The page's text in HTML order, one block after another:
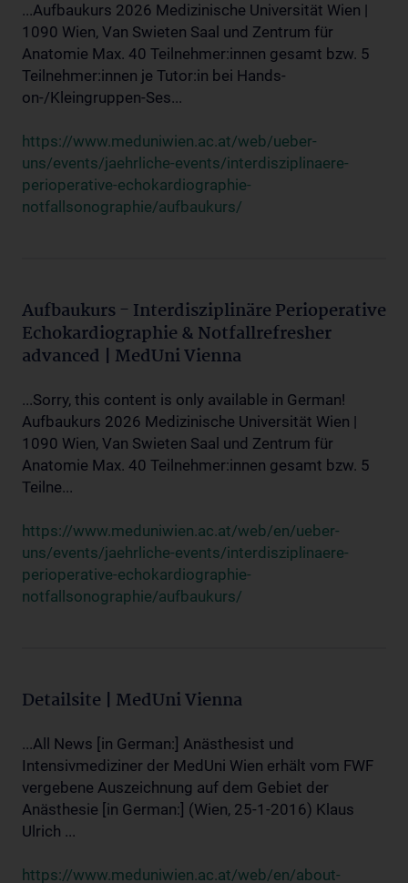
...Aufbaukurs 2026 Medizinische Universität Wien |
1090 Wien, Van Swieten Saal und Zentrum für
Anatomie Max. 40 Teilnehmer:innen gesamt bzw. 5
Teilnehmer:innen je Tutor:in bei Hands-
on-/Kleingruppen-Ses...
https://www.meduniwien.ac.at/web/ueber-
uns/events/jaehrliche-events/interdisziplinaere-
perioperative-echokardiographie-
notfallsonographie/aufbaukurs/
Aufbaukurs - Interdisziplinäre Perioperative
Echokardiographie & Notfallrefresher
advanced | MedUni Vienna
...Sorry, this content is only available in German!
Aufbaukurs 2026 Medizinische Universität Wien |
1090 Wien, Van Swieten Saal und Zentrum für
Anatomie Max. 40 Teilnehmer:innen gesamt bzw. 5
Teilne...
https://www.meduniwien.ac.at/web/en/ueber-
uns/events/jaehrliche-events/interdisziplinaere-
perioperative-echokardiographie-
notfallsonographie/aufbaukurs/
Detailsite | MedUni Vienna
...All News [in German:] Anästhesist und
Intensivmediziner der MedUni Wien erhält vom FWF
vergebene Auszeichnung auf dem Gebiet der
Anästhesie [in German:] (Wien, 25-1-2016) Klaus
Ulrich ...
https://www.meduniwien.ac.at/web/en/about-